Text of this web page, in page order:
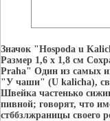
Значок "Hospoda u
Размер 1,6 х 1,8 см
Praha" Один из самых
"У чаши" (U kalicha),
Швейка частенько
пивной; говорят, что
стббзлжраницы своего